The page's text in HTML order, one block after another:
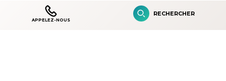
CLINIQUES SATELLITES
APPELEZ-NOUS
RECHERCHER